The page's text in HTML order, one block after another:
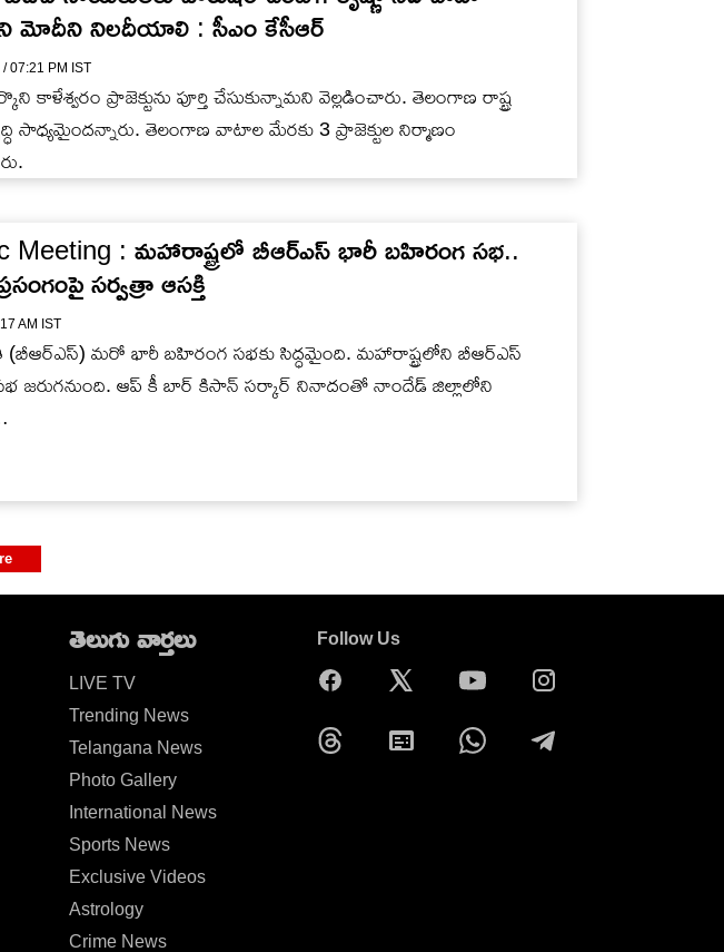
మోదీని నిలదీయాలి : సీఎం కేసీఆర్
07:21 PM IST
కాళేశ్వరం ప్రాజెక్టును పూర్తి చేసుకున్నామని వెల్లడించారు. తెలంగాణ రాష్ట్ర
సాధ్యమైందన్నారు. తెలంగాణ వాటాల మేరకు 3 ప్రాజెక్టుల నిర్మాణం
Meeting : మహారాష్ట్రలో బీఆర్ఎస్ భారీ బహిరంగ సభ..
సర్వత్రా ఆసక్తి
AM IST
(బీఆర్ఎస్) మరో భారీ బహిరంగ సభకు సిద్ధమైంది. మహారాష్ట్రలోని బీఆర్ఎస్
జరుగనుంది. ఆప్ కీ బార్ కిసాన్ సర్కార్ నినాదంతో నాందేడ్ జిల్లాలోని
తెలుగు వార్తలు
LIVE TV
Trending News
Telangana News
Photo Gallery
International News
Sports News
Exclusive Videos
Astrology
Crime News
Follow Us